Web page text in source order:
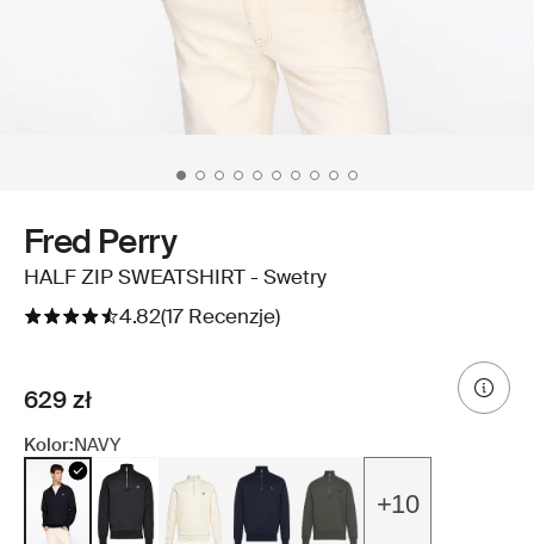
Fred Perry
HALF ZIP SWEATSHIRT - Swetry
4.82(17 Recenzje)
629 zł
Kolor:NAVY
+10